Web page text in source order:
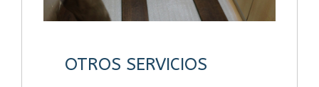
OTROS SERVICIOS